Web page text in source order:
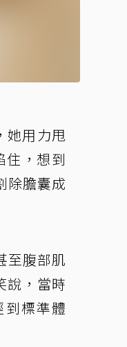
她用力甩
住，想到
除膽囊成
至腹部肌
說，當時
標準體